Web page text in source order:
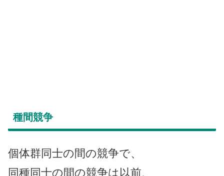
種間競争
個体群同士の間の競争で、
同種同士の間の競争は以前、